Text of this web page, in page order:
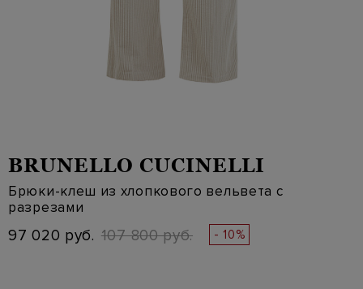
BRUNELLO CUCINELLI
Брюки-клеш из хлопкового вельвета с
разрезами
97 020 руб. 107 800 руб. - 10%